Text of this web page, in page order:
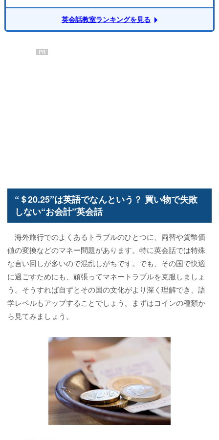
英会話教室ランキングを見る
PR
“＄20.25”は英語でなんという？ 買い物で失敗
しない“お会計”英会話
海外旅行でのよくあるトラブルのひとつに、両替や貨幣価
値の変換などのマネー問題があります。特に英会話では特殊
な言い回しが多いので混乱しがちです。でも、その国で快適
に過ごすためにも、頑張ってマネートラブルを克服しましょ
う。そうすれば自ずとその国の文化がより深く理解でき、語
学レベルもアップすることでしょう。まずはコインの種類か
ら見てみましょう。